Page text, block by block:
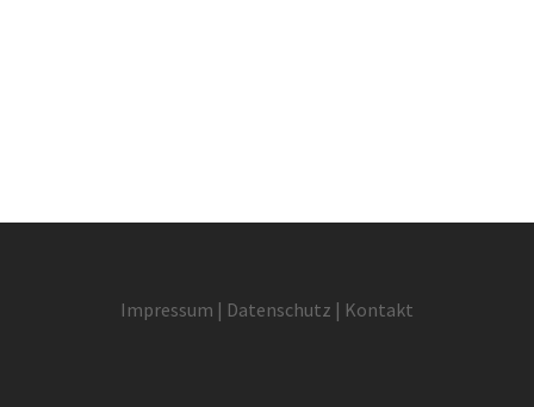
I mpressum | Datenschutz | Kontakt